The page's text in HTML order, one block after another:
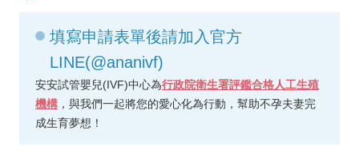
填寫申請表單後請加入官方
LINE(@ananivf)
安安試管嬰兒(IVF)中心為行政院衛生署評鑑合格人工生殖
機構，與我們一起將您的愛心化為行動，幫助不孕夫妻完
成生育夢想！